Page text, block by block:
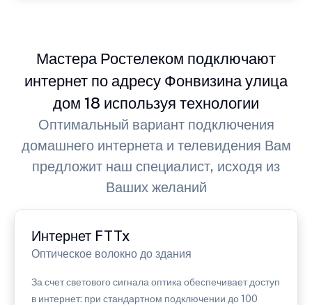
Мастера Ростелеком подключают
интернет по адресу Фонвизина улица
дом 18 используя технологии
Оптимальный вариант подключения
домашнего интернета и телевидения Вам
предложит наш специалист, исходя из
Ваших желаний
Интернет FTTx
Оптическое волокно до здания
За счет светового сигнала оптика обеспечивает доступ
в интернет: при стандартном подключении до 100